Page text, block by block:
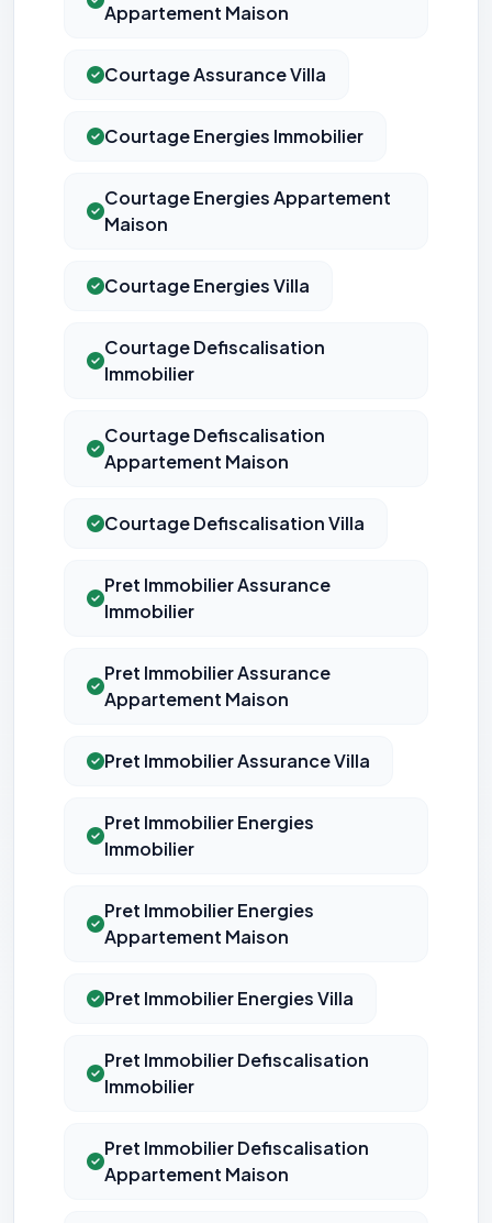
Appartement Maison
Courtage Assurance Villa
Courtage Energies Immobilier
Courtage Energies Appartement
Maison
Courtage Energies Villa
Courtage Defiscalisation
Immobilier
Courtage Defiscalisation
Appartement Maison
Courtage Defiscalisation Villa
Pret Immobilier Assurance
Immobilier
Pret Immobilier Assurance
Appartement Maison
Pret Immobilier Assurance Villa
Pret Immobilier Energies
Immobilier
Pret Immobilier Energies
Appartement Maison
Pret Immobilier Energies Villa
Pret Immobilier Defiscalisation
Immobilier
Pret Immobilier Defiscalisation
Appartement Maison
Nécessaires au fonctionnement du site : session, sécurité,
Cookies analytiques
anonymisées via Google Analytics.